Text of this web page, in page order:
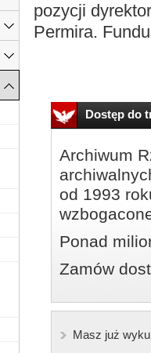
pozycji
Permira.
Dostęp do
Archiwum
od 1993
Ponad
Zamów
Masz już